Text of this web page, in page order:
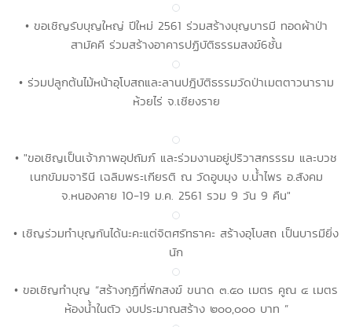
• ขอเชิญรับบุญใหญ่ ปีใหม่ 2561 ร่วมสร้างบุญบารมี ทอดผ้าป่า
สามัคคี ร่วมสร้างอาคารปฏิบัติธรรมสงฆ์6ชั้น
• ร่วมปลูกต้นไม้หน้าอุโบสถและลานปฎิบัติธรรมวัดป่าเมตตาวนาราม
ห้วยไร่ จ.เชียงราย
• "ขอเชิญเป็นเจ้าภาพอุปถัมภ์ และร่วมงานอยู่ปริวาสกรรรม และบวช
เนกขัมมจารินี เฉลิมพระเกียรติ ณ วัดอูบมุง บ.น้ำไพร อ.สังคม
จ.หนองคาย 10-19 ม.ค. 2561 รวม 9 วัน 9 คืน"
• เชิญร่วมทำบุญกันได้นะคะแต่จิตศรัทธาคะ สร้างอุโบสถ เป็นบารมียิ่ง
นัก
• ขอเชิญทำบุญ “สร้างกุฏิที่พักสงฆ์ ขนาด ๓.๕๐ เมตร คูณ ๔ เมตร
ห้องน้ำในตัว งบประมาณสร้าง ๒๐๐,๐๐๐ บาท ”